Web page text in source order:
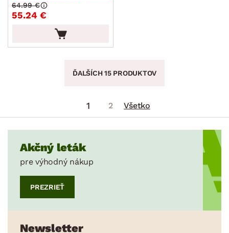
55.24 €
64.99 €
ĎALŠÍCH 15 PRODUKTOV
1 2 Všetko
Akčný leták
pre výhodný nákup
PREZRIEŤ
Newsletter